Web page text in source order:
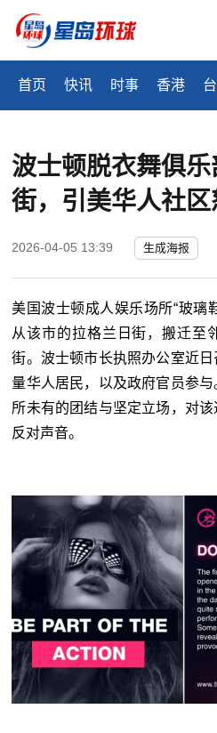
首页 快讯 时事 香港
波士顿脱衣舞俱
街，引美华人社
2026-04-05 13:39 生成海报
美国波士顿成人娱乐场所“玻璃
从该市的拉格兰日街，搬迁至
街。波士顿市长执照办公室近
量华人居民，以及政府官员参
所未有的团结与坚定立场，对
反对声音。